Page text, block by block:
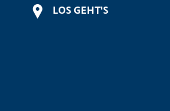
LOS GEHT'S